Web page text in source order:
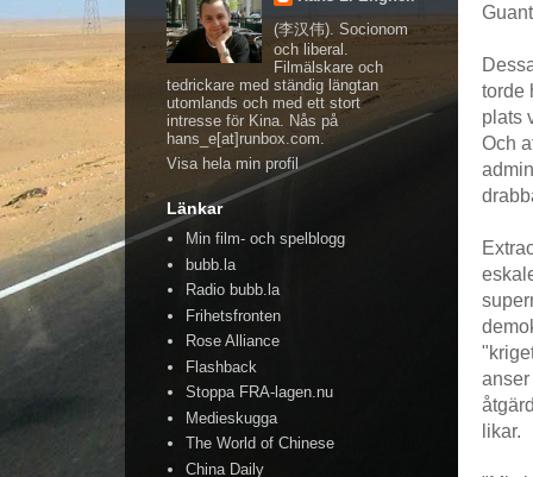
torde
plats
Och
likar.
(李汉伟). Socionom
och liberal.
Filmälskare och
tedrickare med ständig längtan
utomlands och med ett stort
intresse för Kina. Nås på
hans_e[at]runbox.com.
Visa hela min profil
Länkar
Min film- och spelblogg
bubb.la
Radio bubb.la
Frihetsfronten
Rose Alliance
Flashback
Stoppa FRA-lagen.nu
Medieskugga
The World of Chinese
China Daily